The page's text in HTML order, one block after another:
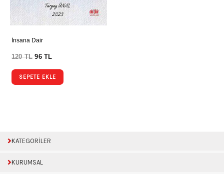
İnsana Dair
120TL 96TL
SEPETE EKLE
KATEGORİLER
KURUMSAL